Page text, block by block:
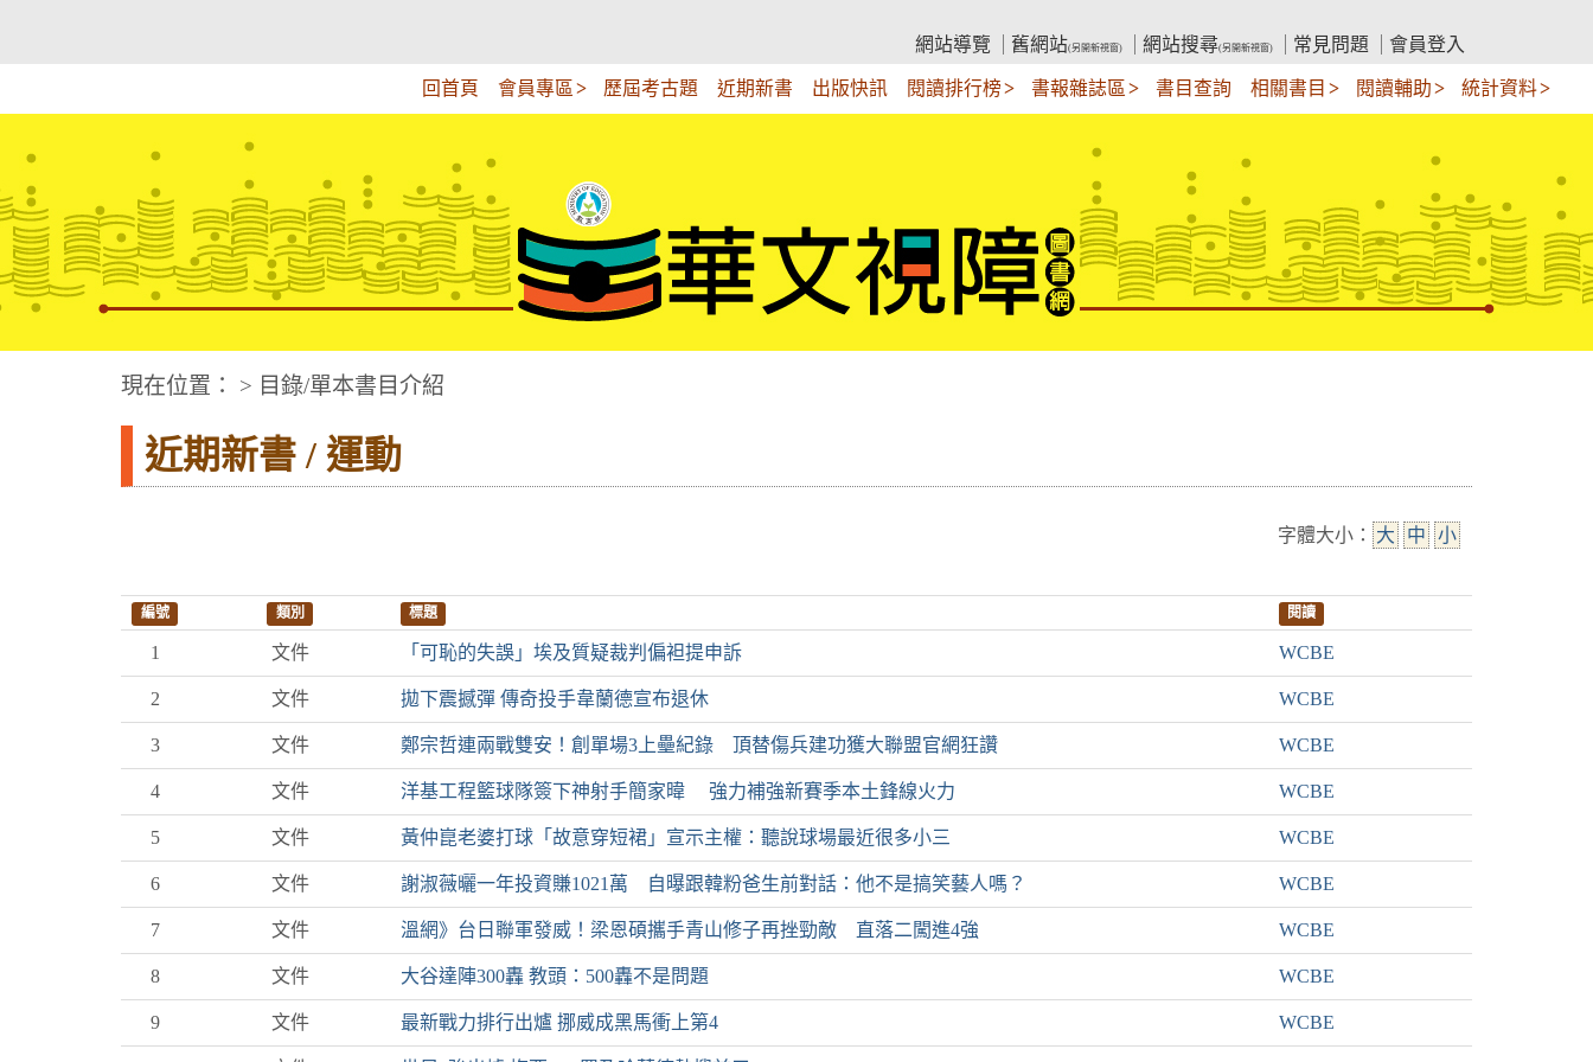
內
網站導覽
舊網站(另開新視窗) 網站搜尋(另開新視窗) 常見問題 會員登入
回首頁 會員專區 歷屆考古題 近期新書 出版快訊 閱讀排行榜 書報雜誌區 書目查詢 相關書目 閱讀輔助 統計資料
華文視障電子圖書網
現在位置： > 目錄/單本書目介紹
近期新書 / 運動
字體大小： 大 中 小
編號 類別 標題 閱讀
1 文件 「可恥的失誤」埃及質疑裁判偏袒提申訴 WCBE
2 文件 拋下震撼彈 傳奇投手韋蘭德宣布退休 WCBE
3 文件 鄭宗哲連兩戰雙安！創單場3上壘紀錄 頂替傷兵建功獲大聯盟官網狂讚 WCBE
4 文件 洋基工程籃球隊簽下神射手簡家暐 強力補強新賽季本土鋒線火力 WCBE
5 文件 黃仲崑老婆打球「故意穿短裙」宣示主權：聽說球場最近很多小三 WCBE
6 文件 謝淑薇曬一年投資賺1021萬 自曝跟韓粉爸生前對話：他不是搞笑藝人嗎？ WCBE
7 文件 溫網》台日聯軍發威！梁恩碩攜手青山修子再挫勁敵 直落二闖進4強 WCBE
8 文件 大谷達陣300轟 教頭：500轟不是問題 WCBE
9 文件 最新戰力排行出爐 挪威成黑馬衝上第4 WCBE